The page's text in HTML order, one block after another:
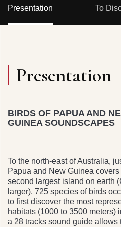
Presentation To
Presentation
BIRDS OF PAPUA AND
GUINEA SOUNDSCAPES
To the north-east of Australia,
Papua and New Guinea
second largest island on earth
larger). 725 species of birds
to first discover the most
habitats (1000 to 3500 meters)
a 28 tracks sound guide allows